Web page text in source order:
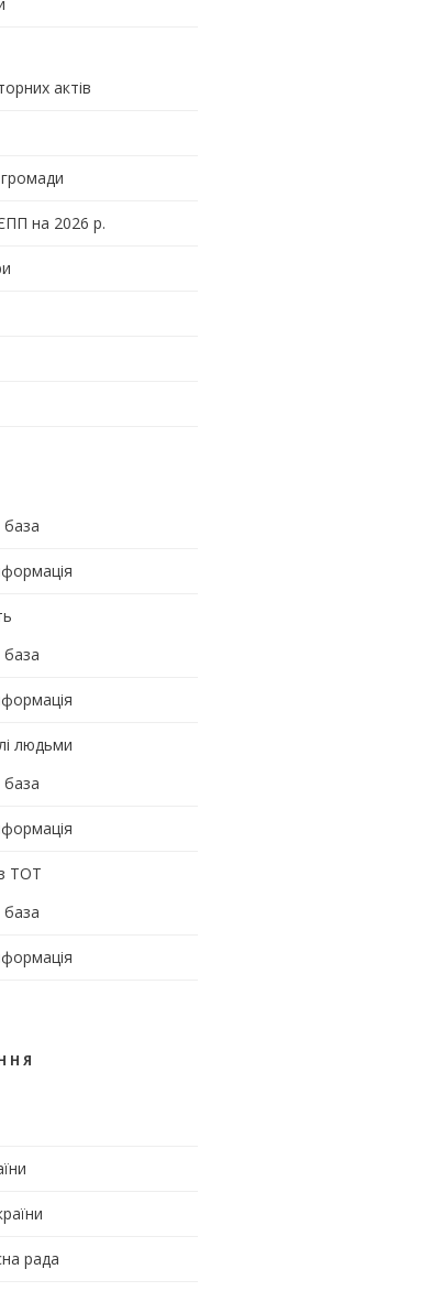
актів
на 2026 р.
людьми
ТОТ
рада